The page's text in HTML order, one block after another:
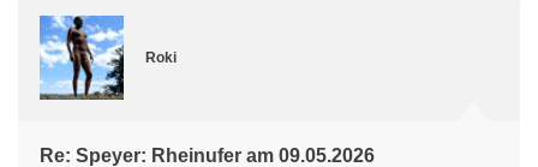
Roki
Re: Speyer: Rheinufer am 09.05.2026